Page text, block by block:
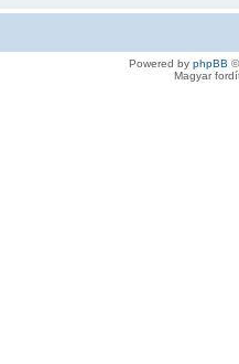
Powered by phpBB
Magyar